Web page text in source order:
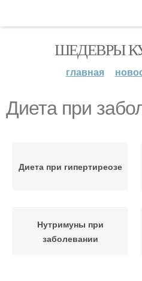
ШЕДЕВРЫ
главная
Диета при
Диета при гипертиреозе
Нутримуны при
заболевании